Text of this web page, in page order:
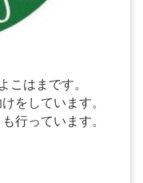
こはまです。
をしています。
行っています。